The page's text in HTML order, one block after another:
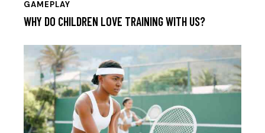
GAMEPLAY
WHY DO CHILDREN LOVE TRAINING WITH US?